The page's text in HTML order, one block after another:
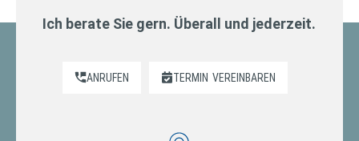
Ich berate Sie gern. Überall und jederzeit.
ANRUFEN TERMIN VEREINBAREN